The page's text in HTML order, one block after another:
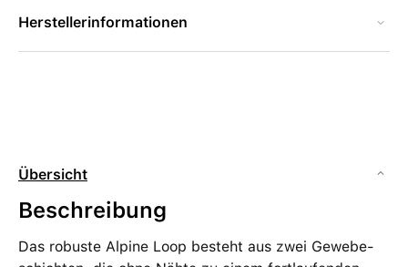
Herstellerinformationen
Übersicht
Beschreibung
Das robuste Alpine Loop besteht aus zwei Gewebe­